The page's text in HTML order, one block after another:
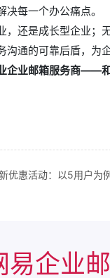
每一个办公痛点。
，还是成长型企业；
通的可靠后盾，为
企业邮箱服务商——
优惠活动：以5用户为
易企业